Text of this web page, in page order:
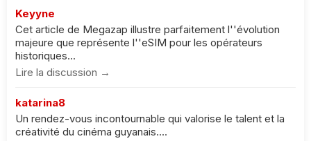
Keyyne
Cet article de Megazap illustre parfaitement l''évolution
majeure que représente l''eSIM pour les opérateurs
historiques...
Lire la discussion →
katarina8
Un rendez-vous incontournable qui valorise le talent et la
créativité du cinéma guyanais....